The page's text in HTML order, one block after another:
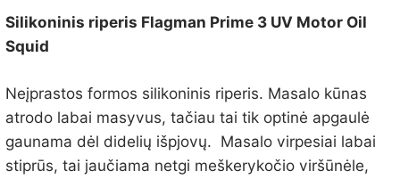
Silikoninis riperis Flagman Prime 3 UV Motor Oil
Squid
Neįprastos formos silikoninis riperis. Masalo kūnas
atrodo labai masyvus, tačiau tai tik optinė apgaulė
gaunama dėl didelių išpjovų. Masalo virpesiai labai
stiprūs, tai jaučiama netgi meškerykočio viršūnėle,